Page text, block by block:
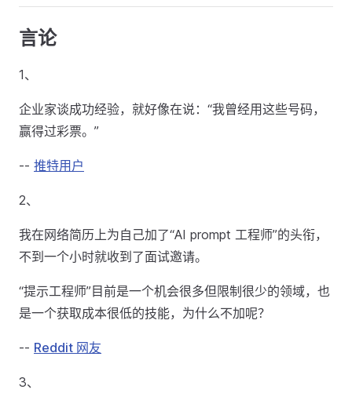
言论
1、
企业家谈成功经验，就好像在说：“我曾经用这些号码，
赢得过彩票。”
-- 推特用户
2、
我在网络简历上为自己加了“AI prompt 工程师”的头衔，
不到一个小时就收到了面试邀请。
“提示工程师”目前是一个机会很多但限制很少的领域，也
是一个获取成本很低的技能，为什么不加呢？
-- Reddit 网友
3、